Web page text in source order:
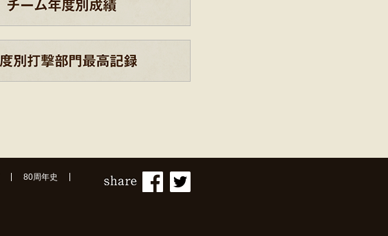
80周年史